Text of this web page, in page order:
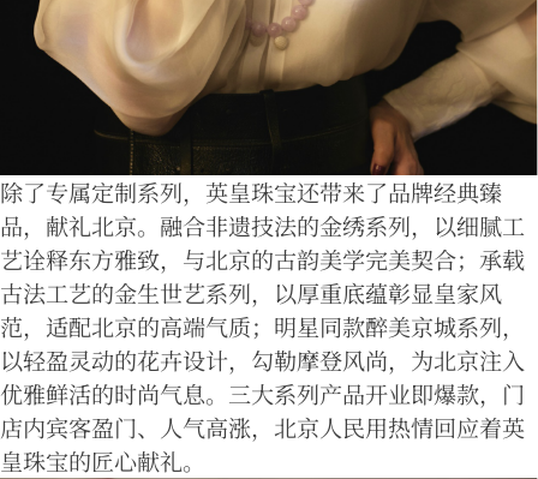
除了专属定制系列，英皇珠宝还带来了品牌经典臻
品，献礼北京。融合非遗技法的金绣系列，以细腻工
艺诠释东方雅致，与北京的古韵美学完美契合；承载
古法工艺的金生世艺系列，以厚重底蕴彰显皇家风
范，适配北京的高端气质；明星同款醉美京城系列，
以轻盈灵动的花卉设计，勾勒摩登风尚，为北京注入
优雅鲜活的时尚气息。三大系列产品开业即爆款，门
店内宾客盈门、人气高涨，北京人民用热情回应着英
皇珠宝的匠心献礼。